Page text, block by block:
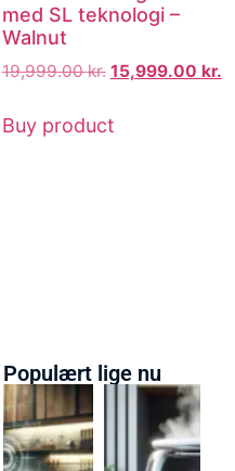
med SL teknologi –
Walnut
19,999.00kr. 15,999.00 kr.
Buy product
Populært lige nu